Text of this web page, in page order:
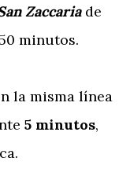
Zaccaria de
minutos.
la misma línea
5 minutos,